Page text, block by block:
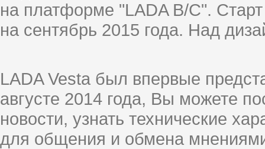
на платформе "LADA B/C".
на сентябрь 2015 года. Над
LADA Vesta был впервые
августе 2014 года, Вы можете
новости, узнать технические
для общения и обмена